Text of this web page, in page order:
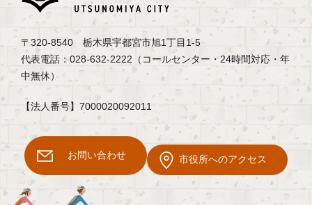
〒320-8540 栃木県宇都宮市旭1丁目1-5
代表電話：028-632-2222（コールセンター・24時間対応・年
中無休）
【法人番号】7000020092011
お問い合わせ 市役所へのアクセス